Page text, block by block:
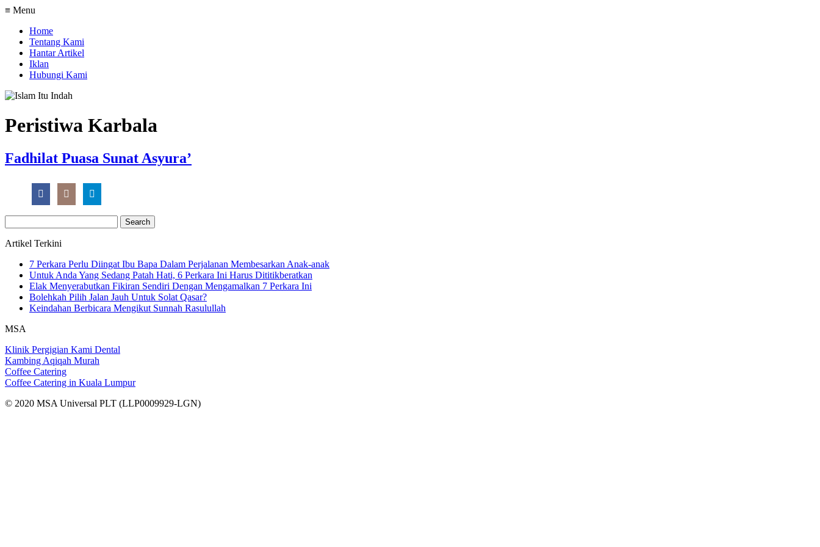
≡ Menu
Home
Tentang Kami
Hantar Artikel
Iklan
Hubungi Kami
Peristiwa Karbala
Fadhilat Puasa Sunat Asyura’
for:
Artikel Terkini
7 Perkara Perlu Diingat Ibu Bapa Dalam Perjalanan Membesarkan Anak-anak
Untuk Anda Yang Sedang Patah Hati, 6 Perkara Ini Harus Dititikberatkan
Elak Menyerabutkan Fikiran Sendiri Dengan Mengamalkan 7 Perkara Ini
Bolehkah Pilih Jalan Jauh Untuk Solat Qasar?
Keindahan Berbicara Mengikut Sunnah Rasulullah
MSA
Klinik Pergigian Kami Dental
Kambing Aqiqah Murah
Coffee Catering
Coffee Catering in Kuala Lumpur
© 2020 MSA Universal PLT (LLP0009929-LGN)